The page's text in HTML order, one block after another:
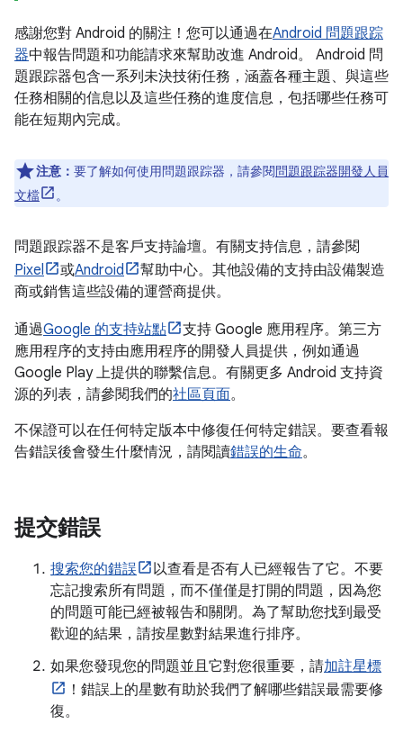
感謝您對 Android 的關注！您可以通過在Android 問題跟踪
器中報告問題和功能請求來幫助改進 Android。 Android 問
題跟踪器包含一系列未決技術任務，涵蓋各種主題、與這些
任務相關的信息以及這些任務的進度信息，包括哪些任務可
能在短期內完成。
注意： 要了解如何使用問題跟踪器，請參閱問題跟踪器開發人員
文檔
。
問題跟踪器不是客戶支持論壇。有關支持信息，請參閱
Pixel
或Android
幫助中心。其他設備的支持由設備製造
商或銷售這些設備的運營商提供。
通過Google 的支持站點
支持 Google 應用程序。第三方
應用程序的支持由應用程序的開發人員提供，例如通過
Google Play 上提供的聯繫信息。有關更多 Android 支持資
源的列表，請參閱我們的社區頁面。
不保證可以在任何特定版本中修復任何特定錯誤。要查看報
告錯誤後會發生什麼情況，請閱讀錯誤的生命。
提交錯誤
搜索您的錯誤
以查看是否有人已經報告了它。不要
忘記搜索所有問題，而不僅僅是打開的問題，因為您
的問題可能已經被報告和關閉。為了幫助您找到最受
歡迎的結果，請按星數對結果進行排序。
如果您發現您的問題並且它對您很重要，請加註星標
！錯誤上的星數有助於我們了解哪些錯誤最需要修
復。